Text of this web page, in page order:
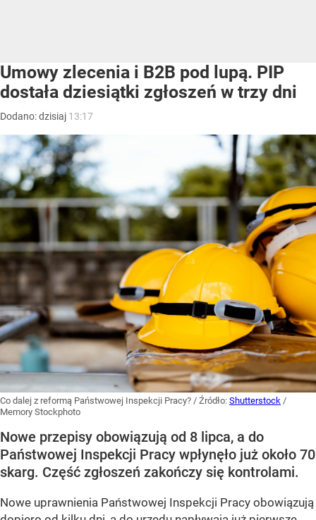
Umowy zlecenia i B2B pod lupą. PIP
dostała dziesiątki zgłoszeń w trzy dni
Dodano:dzisiaj 13:17
Co dalej z reformą Państwowej Inspekcji Pracy? / Źródło: Shutterstock /
Memory Stockphoto
Nowe przepisy obowiązują od 8 lipca, a do
Państwowej Inspekcji Pracy wpłynęło już około 70
skarg. Część zgłoszeń zakończy się kontrolami.
Nowe uprawnienia Państwowej Inspekcji Pracy obowiązują